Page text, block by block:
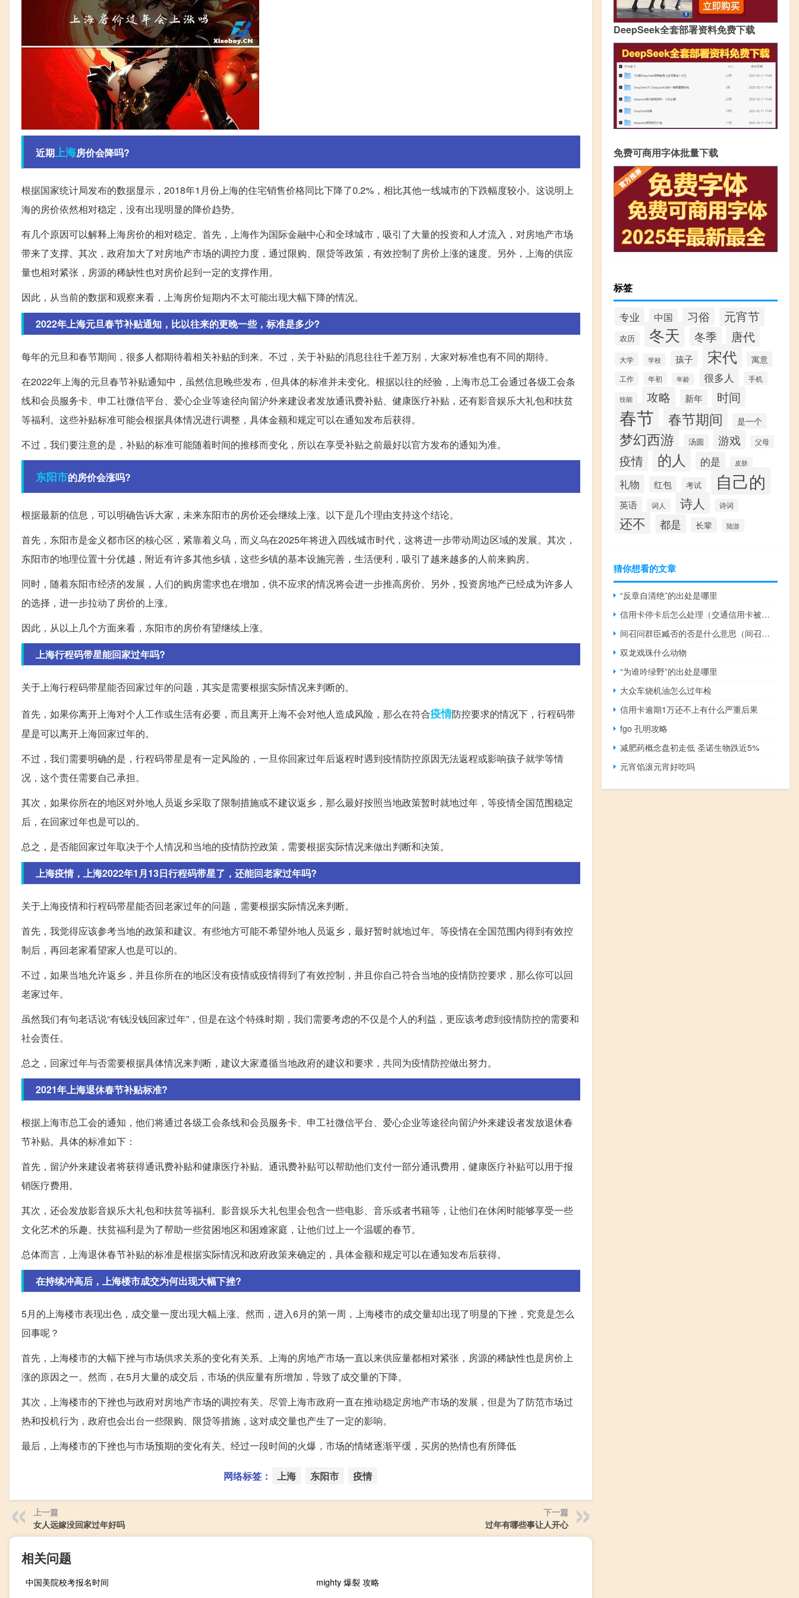
近期上海房价会降吗?
根据国家统计局发布的数据显示，2018年1月份上海的住宅销售价格同比下降了0.2%，相比其他一线城市的下跌幅度较小。这说明上
海的房价依然相对稳定，没有出现明显的降价趋势。
有几个原因可以解释上海房价的相对稳定。首先，上海作为国际金融中心和全球城市，吸引了大量的投资和人才流入，对房地产市场
带来了支撑。其次，政府加大了对房地产市场的调控力度，通过限购、限贷等政策，有效控制了房价上涨的速度。另外，上海的供应
量也相对紧张，房源的稀缺性也对房价起到一定的支撑作用。
因此，从当前的数据和观察来看，上海房价短期内不太可能出现大幅下降的情况。
2022年上海元旦春节补贴通知，比以往来的更晚一些，标准是多少?
每年的元旦和春节期间，很多人都期待着相关补贴的到来。不过，关于补贴的消息往往千差万别，大家对标准也有不同的期待。
在2022年上海的元旦春节补贴通知中，虽然信息晚些发布，但具体的标准并未变化。根据以往的经验，上海市总工会通过各级工会条
线和会员服务卡、申工社微信平台、爱心企业等途径向留沪外来建设者发放通讯费补贴、健康医疗补贴，还有影音娱乐大礼包和扶贫
等福利。这些补贴标准可能会根据具体情况进行调整，具体金额和规定可以在通知发布后获得。
不过，我们要注意的是，补贴的标准可能随着时间的推移而变化，所以在享受补贴之前最好以官方发布的通知为准。
东阳市的房价会涨吗?
根据最新的信息，可以明确告诉大家，未来东阳市的房价还会继续上涨。以下是几个理由支持这个结论。
首先，东阳市是金义都市区的核心区，紧靠着义乌，而义乌在2025年将进入四线城市时代，这将进一步带动周边区域的发展。其次，
东阳市的地理位置十分优越，附近有许多其他乡镇，这些乡镇的基本设施完善，生活便利，吸引了越来越多的人前来购房。
同时，随着东阳市经济的发展，人们的购房需求也在增加，供不应求的情况将会进一步推高房价。另外，投资房地产已经成为许多人
的选择，进一步拉动了房价的上涨。
因此，从以上几个方面来看，东阳市的房价有望继续上涨。
上海行程码带星能回家过年吗?
关于上海行程码带星能否回家过年的问题，其实是需要根据实际情况来判断的。
首先，如果你离开上海对个人工作或生活有必要，而且离开上海不会对他人造成风险，那么在符合疫情防控要求的情况下，行程码带
星是可以离开上海回家过年的。
不过，我们需要明确的是，行程码带星是有一定风险的，一旦你回家过年后返程时遇到疫情防控原因无法返程或影响孩子就学等情
况，这个责任需要自己承担。
其次，如果你所在的地区对外地人员返乡采取了限制措施或不建议返乡，那么最好按照当地政策暂时就地过年，等疫情全国范围稳定
后，在回家过年也是可以的。
总之，是否能回家过年取决于个人情况和当地的疫情防控政策，需要根据实际情况来做出判断和决策。
上海疫情，上海2022年1月13日行程码带星了，还能回老家过年吗?
关于上海疫情和行程码带星能否回老家过年的问题，需要根据实际情况来判断。
首先，我觉得应该参考当地的政策和建议。有些地方可能不希望外地人员返乡，最好暂时就地过年。等疫情在全国范围内得到有效控
制后，再回老家看望家人也是可以的。
不过，如果当地允许返乡，并且你所在的地区没有疫情或疫情得到了有效控制，并且你自己符合当地的疫情防控要求，那么你可以回
老家过年。
虽然我们有句老话说“有钱没钱回家过年”，但是在这个特殊时期，我们需要考虑的不仅是个人的利益，更应该考虑到疫情防控的需要和
社会责任。
总之，回家过年与否需要根据具体情况来判断，建议大家遵循当地政府的建议和要求，共同为疫情防控做出努力。
2021年上海退休春节补贴标准?
根据上海市总工会的通知，他们将通过各级工会条线和会员服务卡、申工社微信平台、爱心企业等途径向留沪外来建设者发放退休春
节补贴。具体的标准如下：
首先，留沪外来建设者将获得通讯费补贴和健康医疗补贴。通讯费补贴可以帮助他们支付一部分通讯费用，健康医疗补贴可以用于报
销医疗费用。
其次，还会发放影音娱乐大礼包和扶贫等福利。影音娱乐大礼包里会包含一些电影、音乐或者书籍等，让他们在休闲时能够享受一些
文化艺术的乐趣。扶贫福利是为了帮助一些贫困地区和困难家庭，让他们过上一个温暖的春节。
总体而言，上海退休春节补贴的标准是根据实际情况和政府政策来确定的，具体金额和规定可以在通知发布后获得。
在持续冲高后，上海楼市成交为何出现大幅下挫?
5月的上海楼市表现出色，成交量一度出现大幅上涨。然而，进入6月的第一周，上海楼市的成交量却出现了明显的下挫，究竟是怎么
回事呢？
首先，上海楼市的大幅下挫与市场供求关系的变化有关系。上海的房地产市场一直以来供应量都相对紧张，房源的稀缺性也是房价上
涨的原因之一。然而，在5月大量的成交后，市场的供应量有所增加，导致了成交量的下降。
其次，上海楼市的下挫也与政府对房地产市场的调控有关。尽管上海市政府一直在推动稳定房地产市场的发展，但是为了防范市场过
热和投机行为，政府也会出台一些限购、限贷等措施，这对成交量也产生了一定的影响。
最后，上海楼市的下挫也与市场预期的变化有关。经过一段时间的火爆，市场的情绪逐渐平缓，买房的热情也有所降低
网络标签： 上海 东阳市 疫情
上一篇
女人远嫁没回家过年好吗
下一篇
过年有哪些事让人开心
相关问题
中国美院校考报名时间
mighty 爆裂 攻略
DeepSeek全套部署资料免费下载
免费可商用字体批量下载
标签
专业 中国 习俗 元宵节
农历 冬天 冬季 唐代
大学 学校 孩子 宋代 寓意
工作 年初 年龄 很多人 手机
技能 攻略 新年 时间
春节 春节期间 是一个
梦幻西游 汤圆 游戏 父母
疫情 的人 的是 皮肤
礼物 红包 考试 自己的
英语 词人 诗人 诗词
还不 都是 长辈 陆游
猜你想看的文章
“反章自清绝”的出处是哪里
信用卡停卡后怎么处理（交通信用卡被停用怎么恢复）
间召问群臣臧否的否是什么意思（间召问群臣臧否 的 臧 意思是什么）
双龙戏珠什么动物
“为谁吟绿野”的出处是哪里
大众车烧机油怎么过年检
信用卡逾期1万还不上有什么严重后果
fgo 孔明攻略
减肥药概念盘初走低 圣诺生物跌近5%
元宵馅滚元宵好吃吗